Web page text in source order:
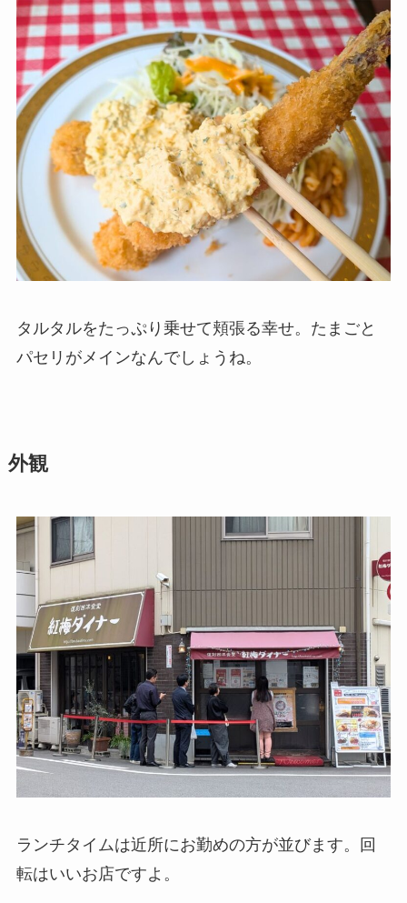
タルタルをたっぷり乗せて頬張る幸せ。たまごと
パセリがメインなんでしょうね。
外観
ランチタイムは近所にお勤めの方が並びます。回
転はいいお店ですよ。